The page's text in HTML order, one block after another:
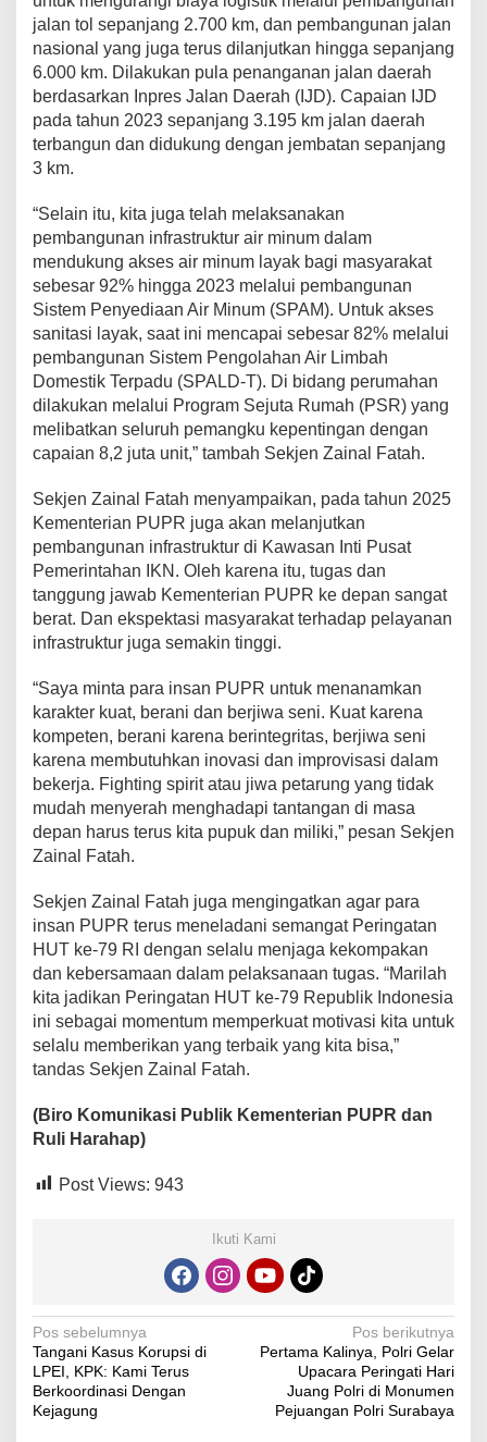
jalan tol sepanjang 2.700 km, dan pembangunan jalan
nasional yang juga terus dilanjutkan hingga sepanjang
6.000 km. Dilakukan pula penanganan jalan daerah
berdasarkan Inpres Jalan Daerah (IJD). Capaian IJD
pada tahun 2023 sepanjang 3.195 km jalan daerah
terbangun dan didukung dengan jembatan sepanjang
3 km.
“Selain itu, kita juga telah melaksanakan
pembangunan infrastruktur air minum dalam
mendukung akses air minum layak bagi masyarakat
sebesar 92% hingga 2023 melalui pembangunan
Sistem Penyediaan Air Minum (SPAM). Untuk akses
sanitasi layak, saat ini mencapai sebesar 82% melalui
pembangunan Sistem Pengolahan Air Limbah
Domestik Terpadu (SPALD-T). Di bidang perumahan
dilakukan melalui Program Sejuta Rumah (PSR) yang
melibatkan seluruh pemangku kepentingan dengan
capaian 8,2 juta unit,” tambah Sekjen Zainal Fatah.
Sekjen Zainal Fatah menyampaikan, pada tahun 2025
Kementerian PUPR juga akan melanjutkan
pembangunan infrastruktur di Kawasan Inti Pusat
Pemerintahan IKN. Oleh karena itu, tugas dan
tanggung jawab Kementerian PUPR ke depan sangat
berat. Dan ekspektasi masyarakat terhadap pelayanan
infrastruktur juga semakin tinggi.
“Saya minta para insan PUPR untuk menanamkan
karakter kuat, berani dan berjiwa seni. Kuat karena
kompeten, berani karena berintegritas, berjiwa seni
karena membutuhkan inovasi dan improvisasi dalam
bekerja. Fighting spirit atau jiwa petarung yang tidak
mudah menyerah menghadapi tantangan di masa
depan harus terus kita pupuk dan miliki,” pesan Sekjen
Zainal Fatah.
Sekjen Zainal Fatah juga mengingatkan agar para
insan PUPR terus meneladani semangat Peringatan
HUT ke-79 RI dengan selalu menjaga kekompakan
dan kebersamaan dalam pelaksanaan tugas. “Marilah
kita jadikan Peringatan HUT ke-79 Republik Indonesia
ini sebagai momentum memperkuat motivasi kita untuk
selalu memberikan yang terbaik yang kita bisa,”
tandas Sekjen Zainal Fatah.
(Biro Komunikasi Publik Kementerian PUPR dan
Ruli Harahap)
Post Views: 943
Ikuti Kami
Navigasi
pos
Pos sebelumnya
Tangani Kasus Korupsi di
LPEI, KPK: Kami Terus
Berkoordinasi Dengan
Kejagung
Pos berikutnya
Pertama Kalinya, Polri Gelar
Upacara Peringati Hari
Juang Polri di Monumen
Pejuangan Polri Surabaya